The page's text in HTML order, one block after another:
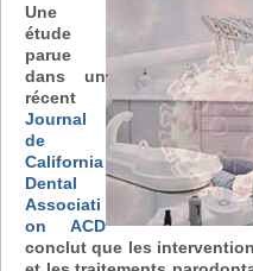
Une
étude
parue
dans un
récent
Journal
de
California
Dental
Associati
on ACD
conclut que les